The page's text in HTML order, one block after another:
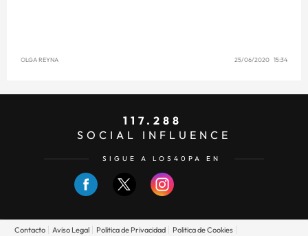
OLGA REYNA 25/06/2020 15:34
117.288
SOCIAL INFLUENCE
SIGUE A LOS40PA EN
Contacto Aviso Legal Politica de Privacidad Politica de Cookies